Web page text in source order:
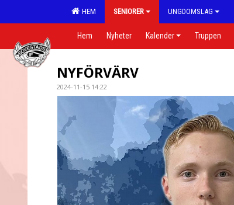
HEM SENIORER UNGDOMSLAG
Hem Nyheter Kalender Truppen
NYFÖRVÄRV
2024-11-15 14:22